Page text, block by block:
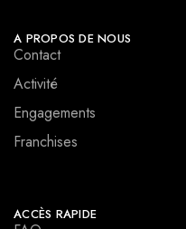
A PROPOS DE NOUS
Contact
Activité
Engagements
Franchises
ACCÈS RAPIDE